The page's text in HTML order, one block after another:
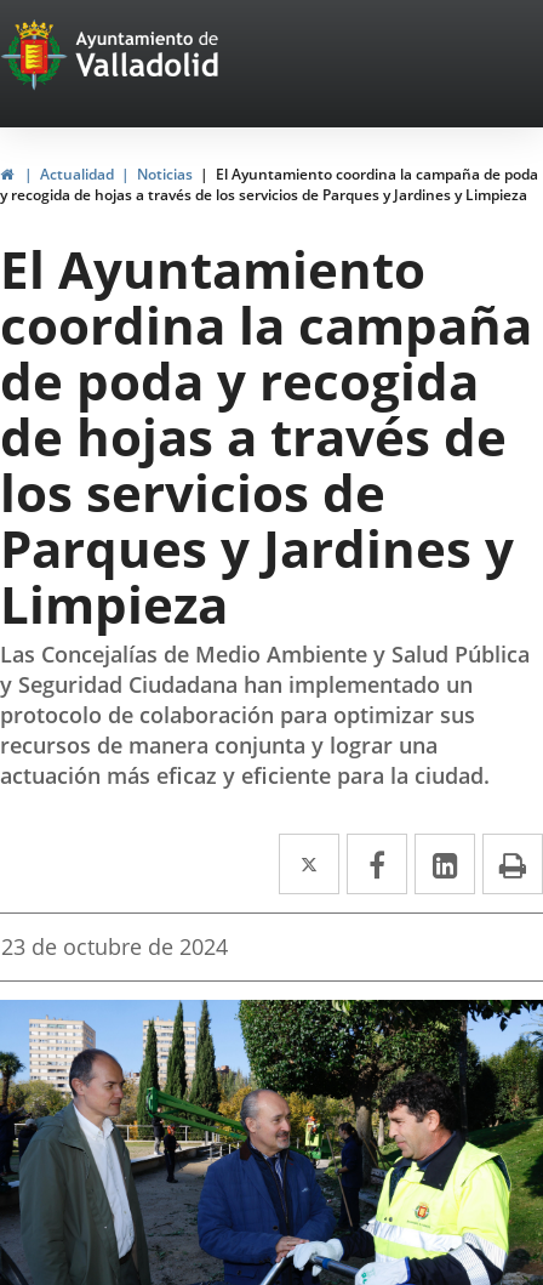
Portal
Web
del
Ayuntamiento
de
Valladolid
InicioActualidad Noticias
El Ayuntamiento coordina la campaña de poda
y recogida de hojas a través de los servicios de Parques y Jardines y Limpieza
El Ayuntamiento
coordina la campaña
de poda y recogida
de hojas a través de
los servicios de
Parques y Jardines y
Limpieza
Las Concejalías de Medio Ambiente y Salud Pública
y Seguridad Ciudadana han implementado un
protocolo de colaboración para optimizar sus
recursos de manera conjunta y lograr una
actuación más eficaz y eficiente para la ciudad.
Twitter
Enlace
a
aplicación
externa.
Facebook
Enlace
a
aplicación
externa.
Enlace
a
Fecha
la
noticia
23 de octubre de 2024